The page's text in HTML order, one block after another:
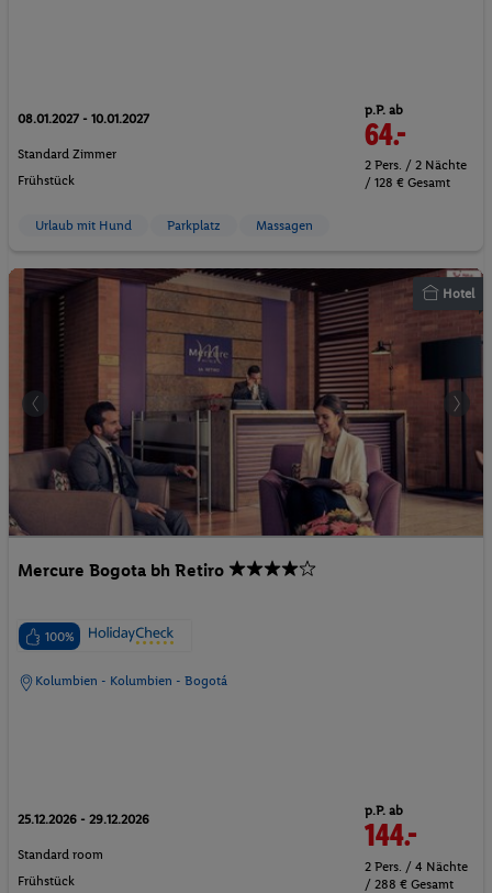
08.01.2027 - 10.01.2027
Standard Zimmer
Frühstück
p.P. ab
64.-
2 Pers. / 2 Nächte
/ 128 € Gesamt
Urlaub mit Hund Parkplatz Massagen
Hotel
Mercure Bogota bh Retiro
100%
Kolumbien - Kolumbien - Bogotá
25.12.2026 - 29.12.2026
Standard room
Frühstück
p.P. ab
144.-
2 Pers. / 4 Nächte
/ 288 € Gesamt